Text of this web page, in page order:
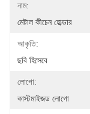
নাম:
মেটাল কীচেন হোল্ডার
আকৃতি:
ছবি হিসেবে
লোগো:
কাস্টমাইজড লোগো